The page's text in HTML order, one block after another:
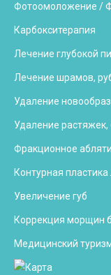
Фотоомоложение /
Карбокситерапия
Лечение глубокой
Лечение шрамов,
Удаление
Удаление растяжек,
Фракционное
Контурная пластика
Увеличение губ
Коррекция морщин
Медицинский